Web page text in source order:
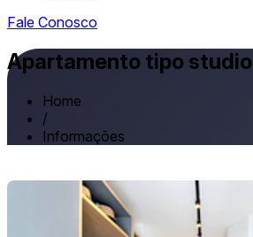
Fale Conosco
Apartamento tipo studio
Home
/
Informações